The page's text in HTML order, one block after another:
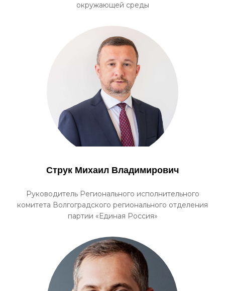
окружающей среды
Струк Михаил Владимирович
Руководитель Регионального исполнительного
комитета Волгоградского регионального отделения
партии «Единая Россия»